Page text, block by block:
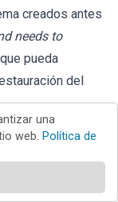
creados antes
needs to
pueda
del
Ejecutar
el
iniciar Restaurar
una
web. Política de